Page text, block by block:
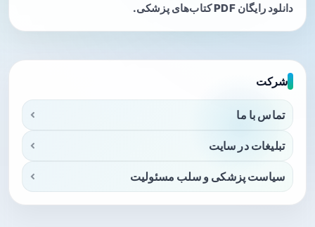
دانلود رایگان PDF کتاب‌های پزشکی.
شرکت
تماس با ما
تبلیغات در سایت
سیاست پزشکی و سلب مسئولیت